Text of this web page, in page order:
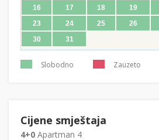
16
17 18 19
23
24 25 26
30
31
Slobodno Zauzeto
Cijene smještaja
4+0 Apartman 4